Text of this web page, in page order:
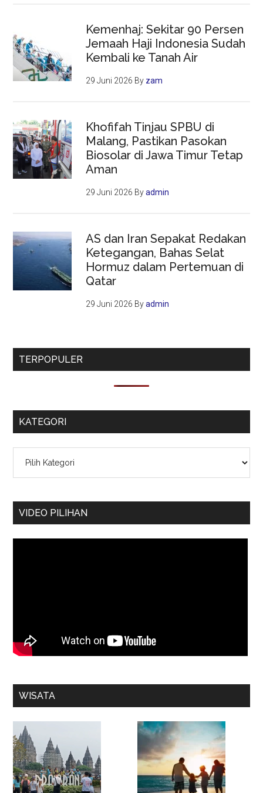
Kemenhaj: Sekitar 90 Persen
Jemaah Haji Indonesia Sudah
Kembali ke Tanah Air
29 Juni 2026 By zam
Khofifah Tinjau SPBU di
Malang, Pastikan Pasokan
Biosolar di Jawa Timur Tetap
Aman
29 Juni 2026 Byadmin
AS dan Iran Sepakat Redakan
Ketegangan, Bahas Selat
Hormuz dalam Pertemuan di
Qatar
29 Juni 2026 Byadmin
TERPOPULER
KATEGORI
VIDEO PILIHAN
WISATA